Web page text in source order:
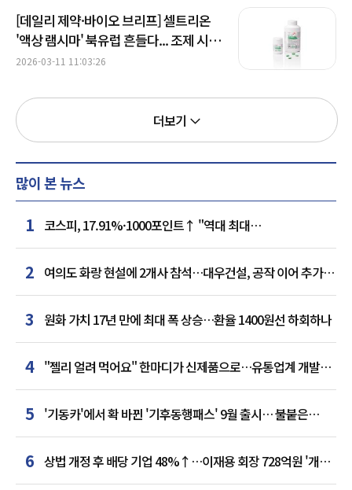
[데일리 제약·바이오 브리프] 셀트리온
'액상 램시마' 북유럽 흔들다... 조제 시간
절반 뚝 外
2026-03-11 11:03:26
더보기
많이 본 뉴스
1 코스피, 17.91%·1000포인트↑ "역대 최대
상승률"…'삼전닉스' 동반 상한가
2 여의도 화랑 현설에 2개사 참석…대우건설, 공작 이어 추가
거점 확보하나
3 원화 가치 17년 만에 최대 폭 상승…환율 1400원선 하회하나
4 "젤리 얼려 먹어요" 한마디가 신제품으로…유통업계 개발실
된 SNS
5 '기동카'에서 확 바뀐 '기후동행패스' 9월 출시… 불붙은
카드사 경쟁
6 상법 개정 후 배당 기업 48%↑…이재용 회장 728억원 '개인
최다'